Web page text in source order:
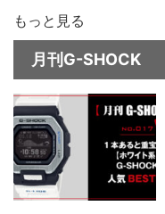
もっと見る
月刊G-SHOCK